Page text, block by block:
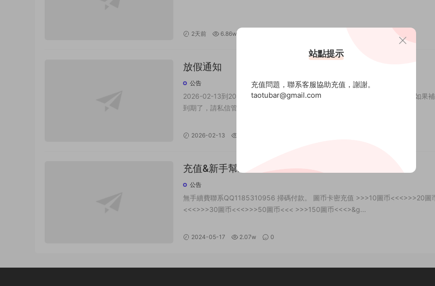
2天前 6.86w
放假通知
公告
2026-02-13到2026-02-24期間暫停更新，每位會員在2月底會補10天時長，如果
到期了，請私信管理員另外補，感謝您的諒解。
2026-02-13
充值&新手幫助
公告
無手續費聯系QQ1185310956 掃碼付款。 圖币卡密充值 >>>10圖币<<<>>>20圖
<<<>>>30圖币<<<>>>50圖币<<< >>>150圖币<<<>&g...
2024-05-17 2.07w 0
站點提示
充值問題，聯系客服協助充值，謝謝。
taotubar@gmail.com